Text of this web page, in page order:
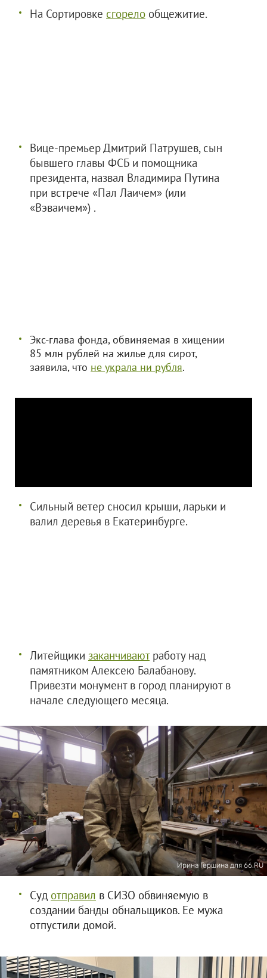
На Сортировке сгорело общежитие.
Вице-премьер Дмитрий Патрушев, сын
бывшего главы ФСБ и помощника
президента, назвал Владимира Путина
при встрече «Пал Лаичем» (или
«Вэваичем») .
Экс-глава фонда, обвиняемая в хищении
85 млн рублей на жилье для сирот,
заявила, что не украла ни рубля.
Сильный ветер сносил крыши, ларьки и
валил деревья в Екатеринбурге.
Литейщики заканчиваютработу над
памятником Алексею Балабанову.
Привезти монумент в город планируют в
начале следующего месяца.
Ирина Гершина для 66.RU
Суд отправил в СИЗО обвиняемую в
создании банды обнальщиков. Ее мужа
отпустили домой.